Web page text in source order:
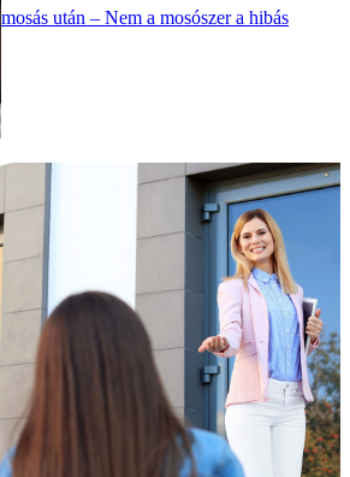
mosás után – Nem a mosószer a hibás